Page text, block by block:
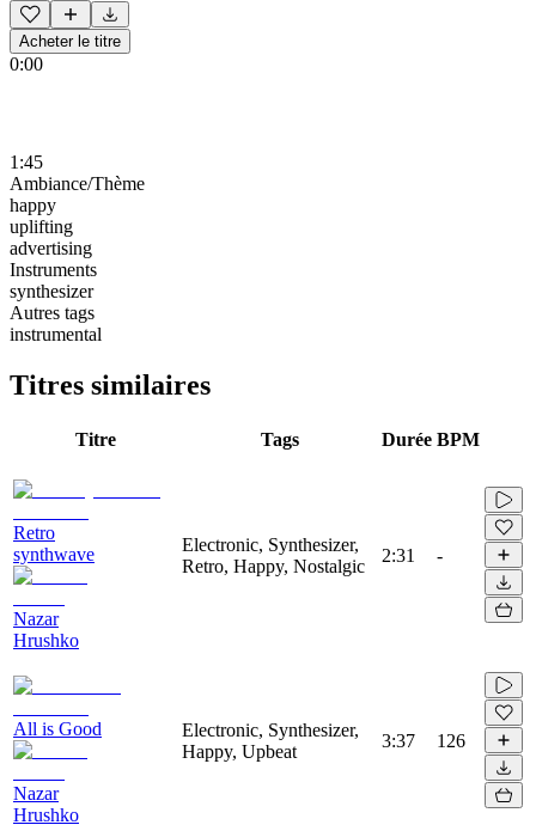
Acheter le titre
0:00
1:45
Ambiance/Thème
happy
uplifting
advertising
Instruments
synthesizer
Autres tags
instrumental
Titres similaires
Titre Tags Durée BPM
Retro
synthwave
Nazar
Hrushko
Electronic, Synthesizer,
Retro, Happy, Nostalgic
2:31 -
All is Good
Nazar
Hrushko
Electronic, Synthesizer,
Happy, Upbeat
3:37 126